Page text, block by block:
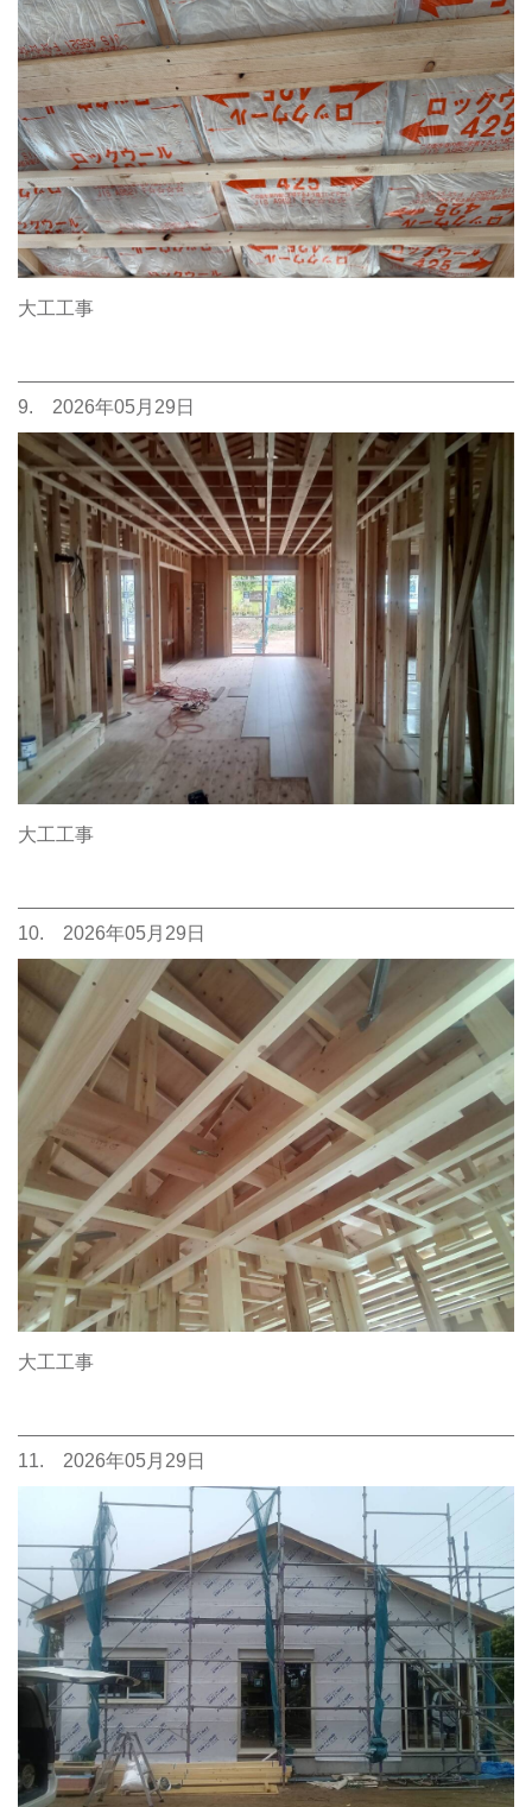
大工工事
9. 2026年05月29日
大工工事
10. 2026年05月29日
大工工事
11. 2026年05月29日